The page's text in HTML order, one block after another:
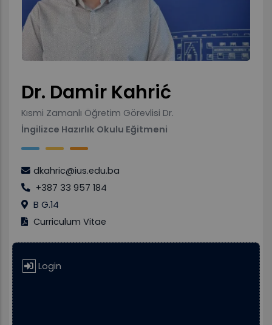
Dr. Damir Kahrić
Kısmi Zamanlı Öğretim Görevlisi Dr.
İngilizce Hazırlık Okulu Eğitmeni
dkahric@ius.edu.ba
+387 33 957 184
B G.14
Curriculum Vitae
Login